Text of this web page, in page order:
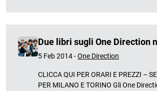
Due libri sugli One Direction
5 Feb 2014 -One Direction
CLICCA QUI PER ORARI E PREZZI –
PER MILANO E TORINO Gli One